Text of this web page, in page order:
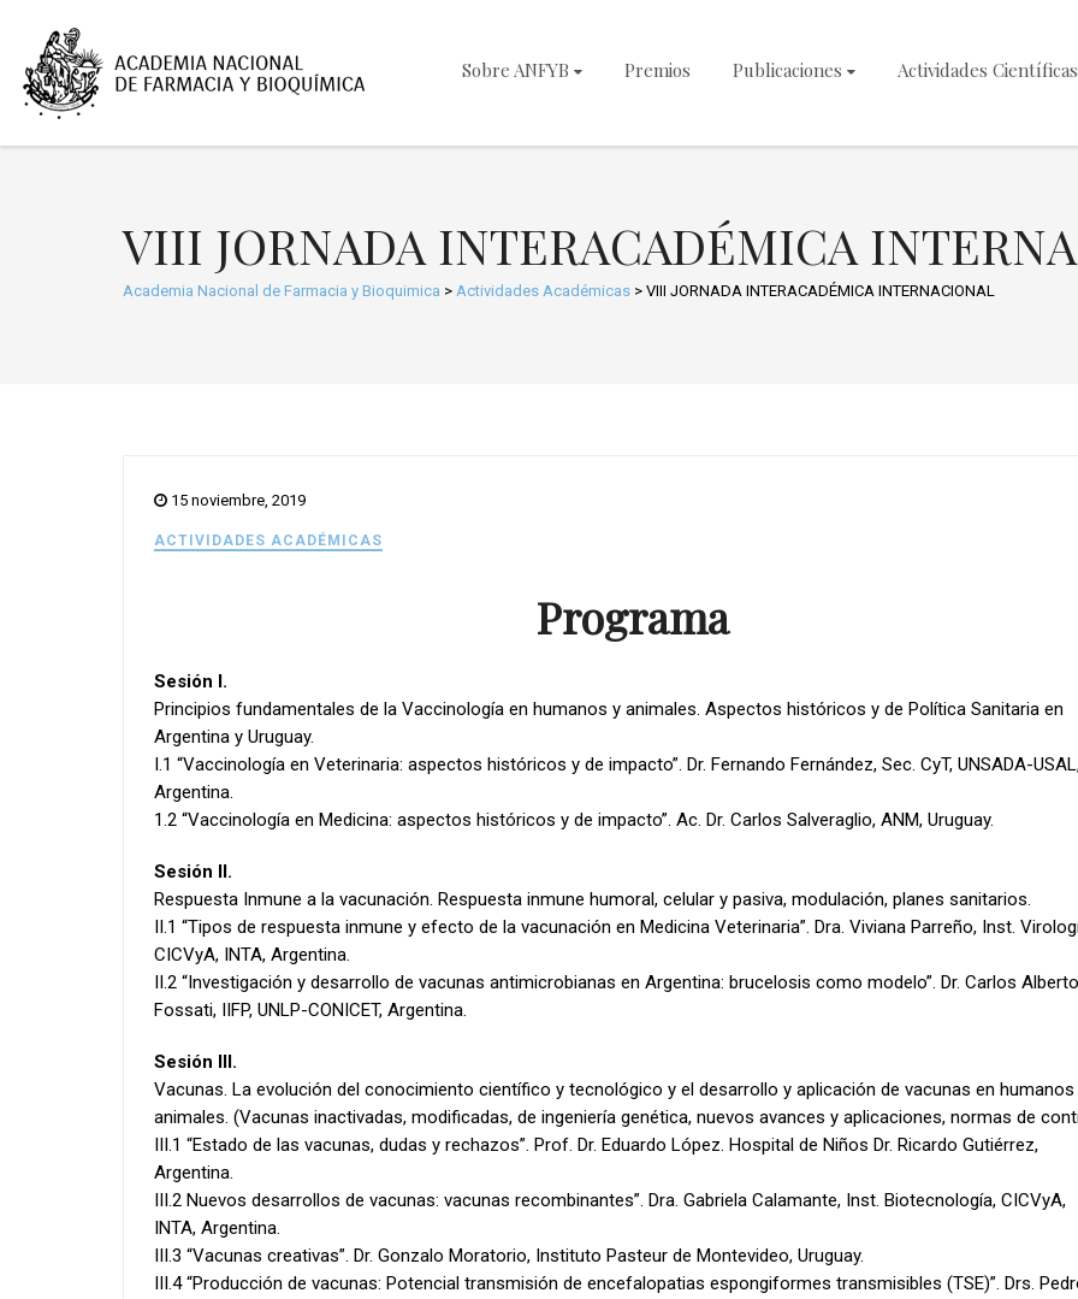
Sobre ANFYB Premios Publicaciones Actividades Científicas
VIII JORNADA INTERACADÉMICA
Academia Nacional de Farmacia y Bioquimica > Actividades Académicas > VIII JORNADA INTERACADÉMICA INTERNACIONAL
15 noviembre, 2019
ACTIVIDADES ACADÉMICAS
Programa
Sesión I.
Principios fundamentales de la Vaccinología en humanos y animales. Aspectos históricos y de Política Sanitaria en
Argentina y Uruguay.
I.1 “Vaccinología en Veterinaria: aspectos históricos y de impacto”. Dr. Fernando Fernández, Sec. CyT, UNSADA-
Argentina.
1.2 “Vaccinología en Medicina: aspectos históricos y de impacto”. Ac. Dr. Carlos Salveraglio, ANM, Uruguay.
Sesión II.
Respuesta Inmune a la vacunación. Respuesta inmune humoral, celular y pasiva, modulación, planes sanitarios.
II.1 “Tipos de respuesta inmune y efecto de la vacunación en Medicina Veterinaria”. Dra. Viviana Parreño, Inst.
CICVyA, INTA, Argentina.
II.2 “Investigación y desarrollo de vacunas antimicrobianas en Argentina: brucelosis como modelo”. Dr. Carlos Alberto
Fossati, IIFP, UNLP-CONICET, Argentina.
Sesión III.
Vacunas. La evolución del conocimiento científico y tecnológico y el desarrollo y aplicación de vacunas en humanos
animales. (Vacunas inactivadas, modificadas, de ingeniería genética, nuevos avances y aplicaciones, normas de
III.1 “Estado de las vacunas, dudas y rechazos”. Prof. Dr. Eduardo López. Hospital de Niños Dr. Ricardo Gutiérrez,
Argentina.
III.2 Nuevos desarrollos de vacunas: vacunas recombinantes”. Dra. Gabriela Calamante, Inst. Biotecnología, CICVyA,
INTA, Argentina.
III.3 “Vacunas creativas”. Dr. Gonzalo Moratorio, Instituto Pasteur de Montevideo, Uruguay.
III.4 “Producción de vacunas: Potencial transmisión de encefalopatias espongiformes transmisibles (TSE)”. Drs.